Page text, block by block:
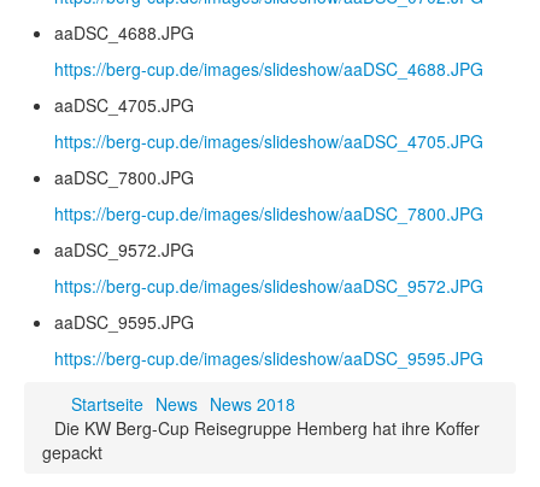
aaDSC_4688.JPG
https://berg-cup.de/images/slideshow/aaDSC_4688.JPG
aaDSC_4705.JPG
https://berg-cup.de/images/slideshow/aaDSC_4705.JPG
aaDSC_7800.JPG
https://berg-cup.de/images/slideshow/aaDSC_7800.JPG
aaDSC_9572.JPG
https://berg-cup.de/images/slideshow/aaDSC_9572.JPG
aaDSC_9595.JPG
https://berg-cup.de/images/slideshow/aaDSC_9595.JPG
Startseite News News 2018
Die KW Berg-Cup Reisegruppe Hemberg hat ihre Koffer
gepackt